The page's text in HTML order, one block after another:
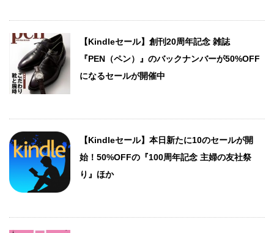
【Kindleセール】創刊20周年記念 雑誌
『PEN（ペン）』のバックナンバーが50%OFF
になるセールが開催中
【Kindleセール】本日新たに10のセールが開
始！50%OFFの『100周年記念 主婦の友社祭
り』ほか